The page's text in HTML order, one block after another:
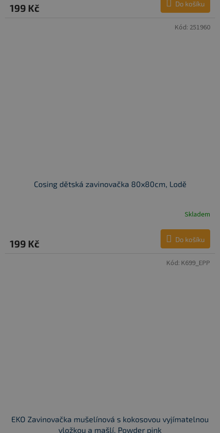
199 Kč Do košíku
Cosing dětská zavinovačka 80x80cm, Lodě
Skladem
199 Kč Do košíku
Kód: 251960
EKO Zavinovačka mušelínová s kokosovou vyjímatelnou
vložkou a mašlí, Powder pink
Kód: K699_EPP